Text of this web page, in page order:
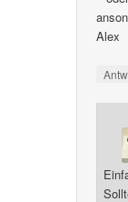
Alex